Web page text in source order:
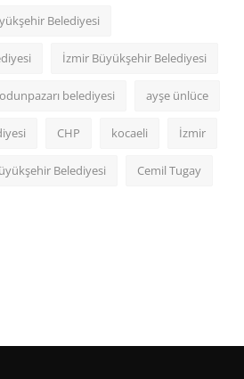
Belediyesi
İzmir Büyükşehir Belediyesi
odunpazarı belediyesi ayşe ünlüce
CHP kocaeli İzmir
Belediyesi Cemil Tugay